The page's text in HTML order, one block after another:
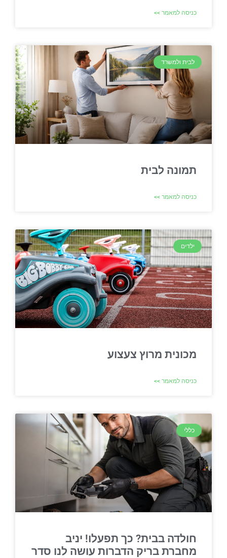
כניסה למאמר >>
לבית ולמשרד
תמונה לבית
כניסה למאמר >>
ילדים
מכונית מרוץ צעצוע
כניסה למאמר >>
כללי
חולדה בבית? כך תפעלו! יניב
מחברת בריק הדברות עושה לנו סדר